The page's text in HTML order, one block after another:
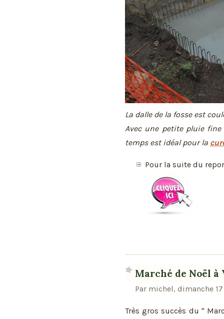
La dalle de la fosse est
Avec une petite pluie
temps est idéal pour la
Pour la suite du
Marché de Noël à
Par michel, dimanche
Très gros succès du "